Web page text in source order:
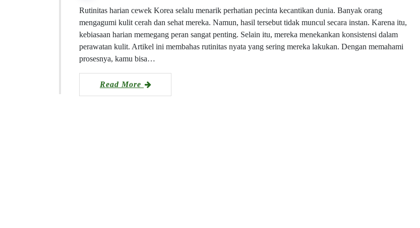
Rutinitas harian cewek Korea selalu menarik perhatian pecinta kecantikan dunia. Banyak orang
mengagumi kulit cerah dan sehat mereka. Namun, hasil tersebut tidak muncul secara instan. Karena itu,
kebiasaan harian memegang peran sangat penting. Selain itu, mereka menekankan konsistensi dalam
perawatan kulit. Artikel ini membahas rutinitas nyata yang sering mereka lakukan. Dengan memahami
prosesnya, kamu bisa…
Read More